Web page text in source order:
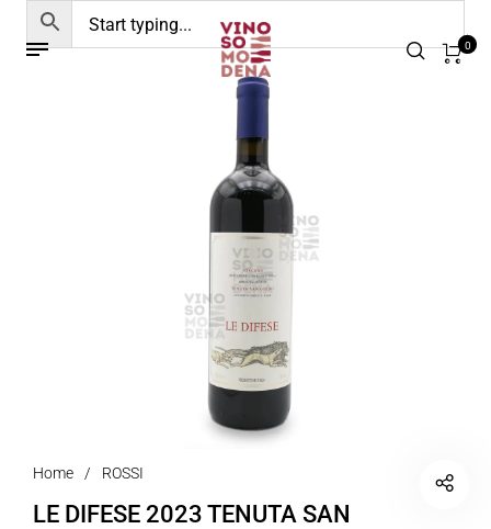
0
Home / ROSSI
LE DIFESE 2023 TENUTA SAN